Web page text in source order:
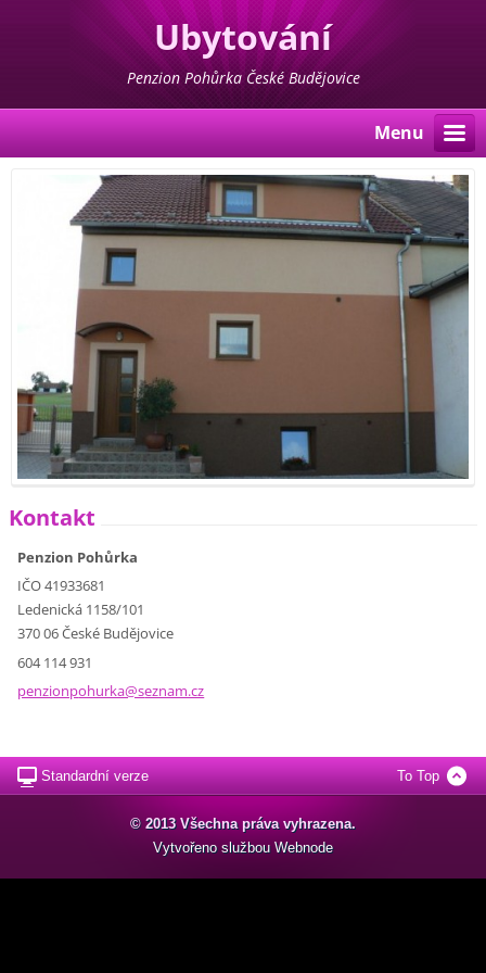
Ubytování
Penzion Pohůrka České Budějovice
Menu
Kontakt
Penzion Pohůrka
IČO 41933681
Ledenická 1158/101
370 06 České Budějovice
604 114 931
penzionpohurka@seznam.cz
Standardní verze To Top
© 2013 Všechna práva vyhrazena.
Vytvořeno službou Webnode